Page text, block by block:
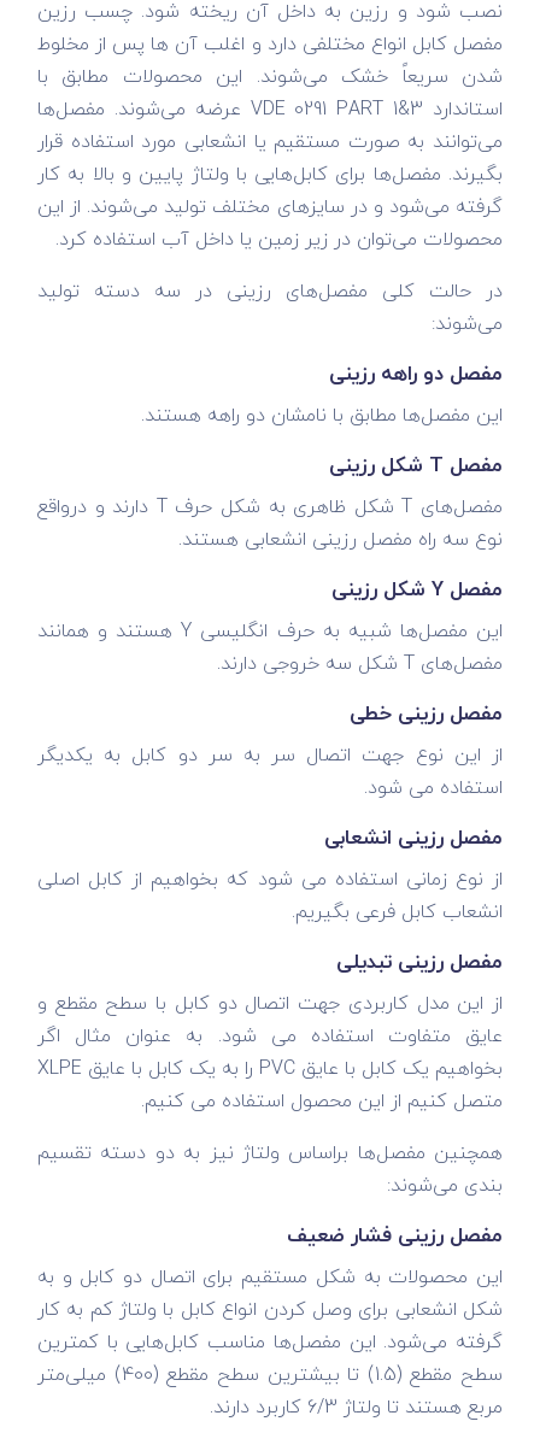
نصب شود و رزین به داخل آن ریخته شود. چسب رزین
مفصل کابل انواع مختلفی دارد و اغلب آن ها پس از مخلوط
شدن سریعاً خشک می‌شوند. این محصولات مطابق با
استاندارد VDE 0291 PART 1&3 عرضه می‌شوند. مفصل‌ها
می‌توانند به صورت مستقیم یا انشعابی مورد استفاده قرار
بگیرند. مفصل‌ها برای کابل‌هایی با ولتاژ پایین و بالا به کار
گرفته می‌شود و در سایزهای مختلف تولید می‌شوند. از این
محصولات می‌توان در زیر زمین یا داخل آب استفاده کرد.
در حالت کلی مفصل‌های رزینی در سه دسته تولید
می‌شوند:
مفصل دو راهه رزینی
این مفصل‌ها مطابق با نامشان دو راهه هستند.
مفصل T شکل رزینی
مفصل‌های T شکل ظاهری به شکل حرف T دارند و درواقع
نوع سه راه مفصل رزینی انشعابی هستند.
مفصل Y شکل رزینی
این مفصل‌ها شبیه به حرف انگلیسی Y هستند و همانند
مفصل‌های T شکل سه خروجی دارند.
مفصل رزینی خطی
از این نوع جهت اتصال سر به سر دو کابل به یکدیگر
استفاده می شود.
مفصل رزینی انشعابی
از نوع زمانی استفاده می شود که بخواهیم از کابل اصلی
انشعاب کابل فرعی بگیریم.
مفصل رزینی تبدیلی
از این مدل کاربردی جهت اتصال دو کابل با سطح مقطع و
عایق متفاوت استفاده می شود. به عنوان مثال اگر
بخواهیم یک کابل با عایق PVC را به یک کابل با عایق XLPE
متصل کنیم از این محصول استفاده می کنیم.
همچنین مفصل‌ها براساس ولتاژ نیز به دو دسته تقسیم
بندی می‌شوند:
مفصل رزینی فشار ضعیف
این محصولات به شکل مستقیم برای اتصال دو کابل و به
شکل انشعابی برای وصل کردن انواع کابل با ولتاژ کم به کار
گرفته می‌شود. این مفصل‌ها مناسب کابل‌هایی با کمترین
سطح مقطع (1.5) تا بیشترین سطح مقطع (400) میلی‌متر
مربع هستند تا ولتاژ 6/3 کاربرد دارند.